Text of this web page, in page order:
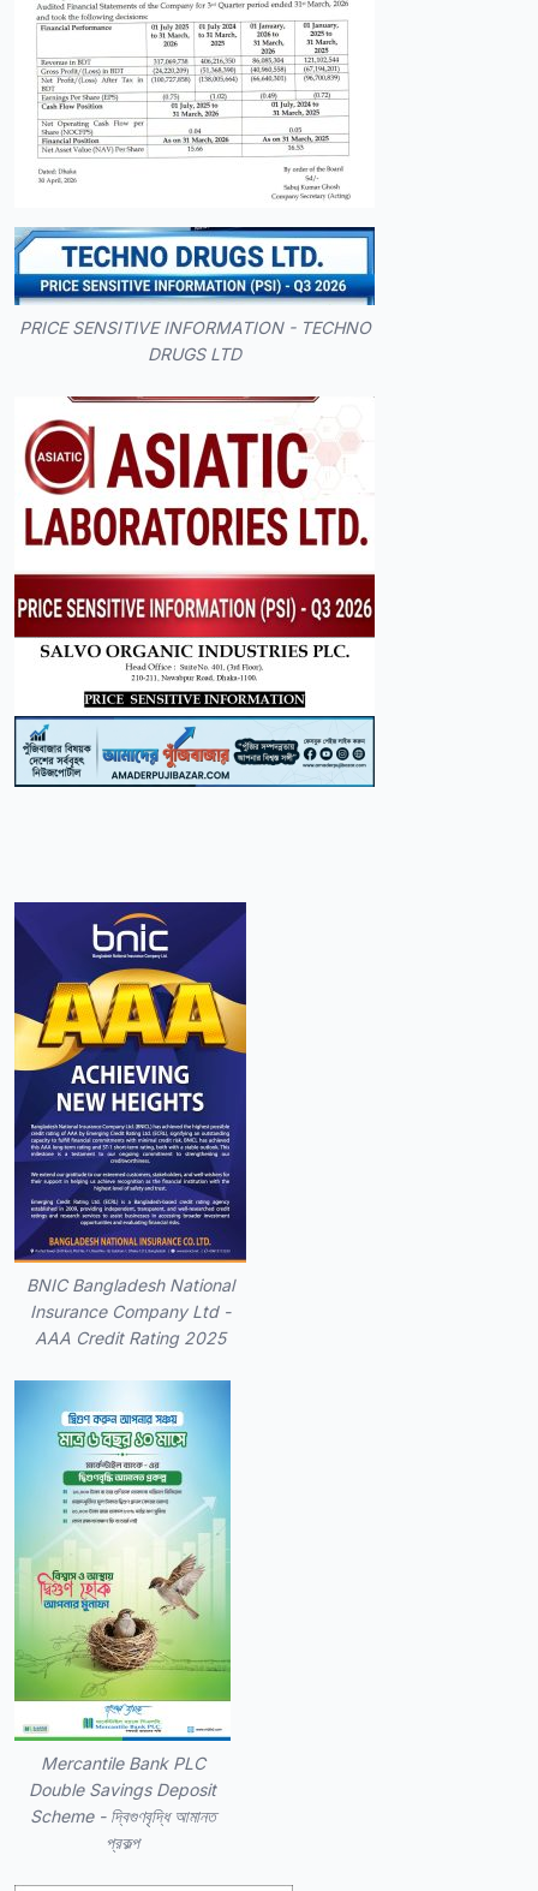
PRICE SENSITIVE INFORMATION - TECHNO
DRUGS LTD
BNIC Bangladesh National
Insurance Company Ltd -
AAA Credit Rating 2025
Mercantile Bank PLC
Double Savings Deposit
Scheme - দ্বিগুণবৃদ্ধি আমানত
প্রকল্প